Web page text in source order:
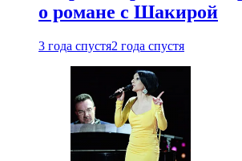
о романе с Шакирой
3 года спустя2 года спустя